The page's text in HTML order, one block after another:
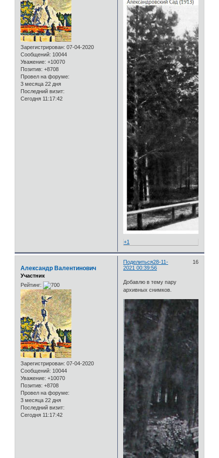
Зарегистрирован: 07-04-2020
Сообщений: 10044
Уважение: +10070
Позитив: +8708
Провел на форуме:
3 месяца 22 дня
Последний визит:
Сегодня 11:17:42
+1
Поделиться 16
28-11-
2021 00:39:56
Александр Валентинович
Участник
Рейтинг:
Зарегистрирован: 07-04-2020
Сообщений: 10044
Уважение: +10070
Позитив: +8708
Провел на форуме:
3 месяца 22 дня
Последний визит:
Сегодня 11:17:42
Добавлю в тему пару
архивных снимков.